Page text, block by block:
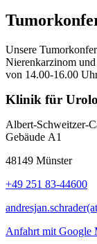
Unsere
Nierenkarzinom
von 14.00-16.00
Klinik für
Albert-Schweitzer-
Gebäude A1
48149 Münster
+49 251 83-44600
Anfahrt mit Google